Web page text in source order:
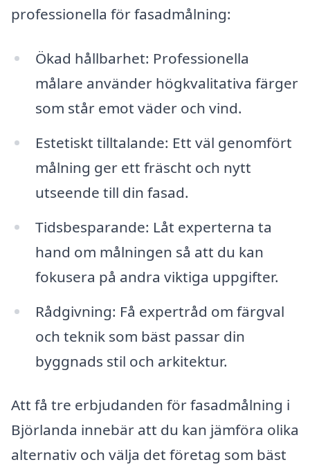
professionella för fasadmålning:
Ökad hållbarhet: Professionella
målare använder högkvalitativa färger
som står emot väder och vind.
Estetiskt tilltalande: Ett väl genomfört
målning ger ett fräscht och nytt
utseende till din fasad.
Tidsbesparande: Låt experterna ta
hand om målningen så att du kan
fokusera på andra viktiga uppgifter.
Rådgivning: Få expertråd om färgval
och teknik som bäst passar din
byggnads stil och arkitektur.
Att få tre erbjudanden för fasadmålning i
Björlanda innebär att du kan jämföra olika
alternativ och välja det företag som bäst